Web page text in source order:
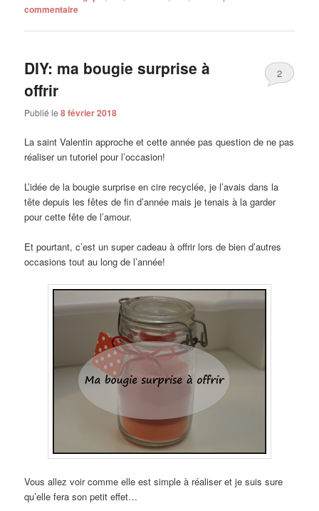
commentaire
DIY: ma bougie surprise à
offrir
Publié le8 février 2018
2
La saint Valentin approche et cette année pas question de ne pas
réaliser un tutoriel pour l’occasion!
L’idée de la bougie surprise en cire recyclée, je l’avais dans la
tête depuis les fêtes de fin d’année mais je tenais à la garder
pour cette fête de l’amour.
Et pourtant, c’est un super cadeau à offrir lors de bien d’autres
occasions tout au long de l’année!
Vous allez voir comme elle est simple à réaliser et je suis sure
qu’elle fera son petit effet…